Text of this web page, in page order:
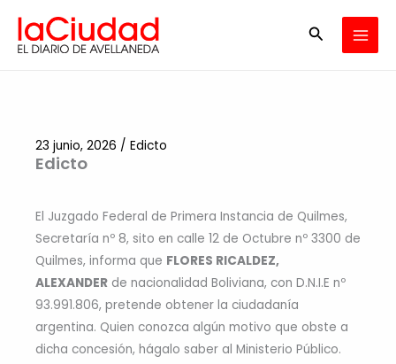
contenido
Buscar
Edicto
23 junio, 2026 / Edicto
El Juzgado Federal de Primera Instancia de Quilmes,
Secretaría nº 8, sito en calle 12 de Octubre nº 3300 de
Quilmes, informa que FLORES RICALDEZ,
ALEXANDER de nacionalidad Boliviana, con D.N.I.E nº
93.991.806, pretende obtener la ciudadanía
argentina. Quien conozca algún motivo que obste a
dicha concesión, hágalo saber al Ministerio Público.